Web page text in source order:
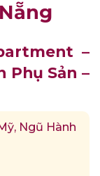
–
Phụ Sản –
Ngũ Hành